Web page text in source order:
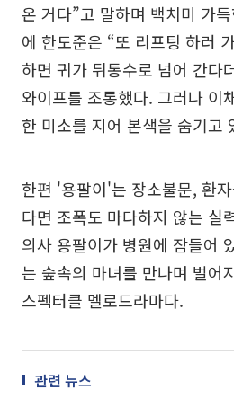
온 거다”고 말하며 백치미 가
에 한도준은 “또 리프팅 하러
하면 귀가 뒤통수로 넘어 간다
와이프를 조롱했다. 그러나 이
한 미소를 지어 본색을 숨기고
한편 '용팔이'는 장소불문, 환
다면 조폭도 마다하지 않는 실
의사 용팔이가 병원에 잠들어
는 숲속의 마녀를 만나며 벌어
스펙터클 멜로드라마다.
관련 뉴스